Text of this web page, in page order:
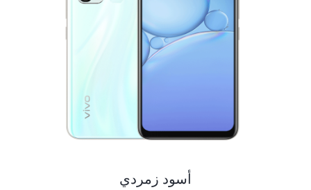
أسود زمردي